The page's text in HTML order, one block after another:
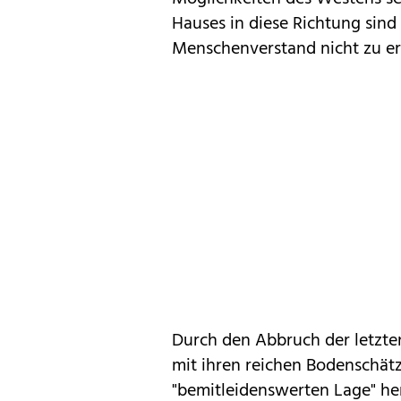
Hauses in diese Richtung
Menschenverstand nicht zu
Durch den Abbruch der
mit ihren reichen
"bemitleidenswerten Lage"